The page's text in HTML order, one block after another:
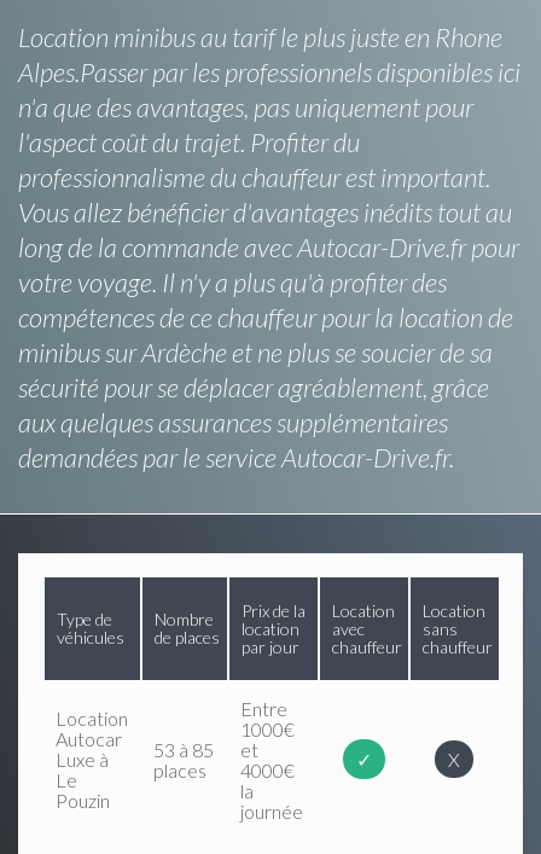
Location minibus au tarif le plus juste en Rhone
Alpes.Passer par les professionnels disponibles ici
n'a que des avantages, pas uniquement pour
l'aspect coût du trajet. Profiter du
professionnalisme du chauffeur est important.
Vous allez bénéficier d'avantages inédits tout au
long de la commande avec Autocar-Drive.fr pour
votre voyage. Il n'y a plus qu'à profiter des
compétences de ce chauffeur pour la location de
minibus sur Ardèche et ne plus se soucier de sa
sécurité pour se déplacer agréablement, grâce
aux quelques assurances supplémentaires
demandées par le service Autocar-Drive.fr.
Type de
véhicules
Nombre
de places
Prix de la
location
par jour
Location
avec
chauffeur
Location
sans
chauffeur
Location
Autocar
Luxe à
Le
Pouzin
53 à 85
places
Entre
1000€
et
4000€
la
journée
✓ X